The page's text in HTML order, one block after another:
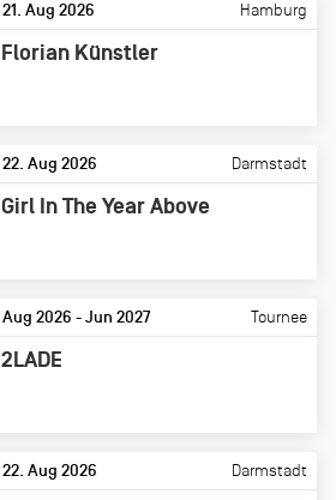
Hamburg
21. Aug 2026
Florian Künstler
Darmstadt
22. Aug 2026
Girl In The Year Above
Tournee
Aug 2026 - Jun 2027
2LADE
Darmstadt
22. Aug 2026